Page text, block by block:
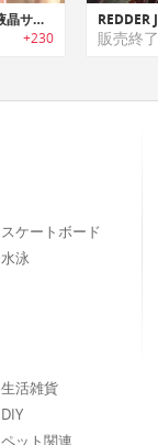
CTRL XC｜進化した光適応液晶サングラス「コントロールXC」
+230 販売終了
スケートボード
水泳
生活雑貨
DIY
ペット関連